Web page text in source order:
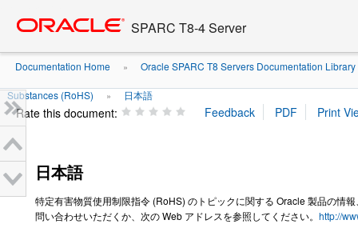
content
SPARC T8-4 Server
Documentation Home » Oracle SPARC T8 Servers Documentation Library
Substances (RoHS) » 日本語
Rate this document:
日本語
特定有害物質使用制限指令 (RoHS) のトピックに関する Oracle 製品の情
問い合わせいただくか、次の Web アドレスを参照してください。 http://